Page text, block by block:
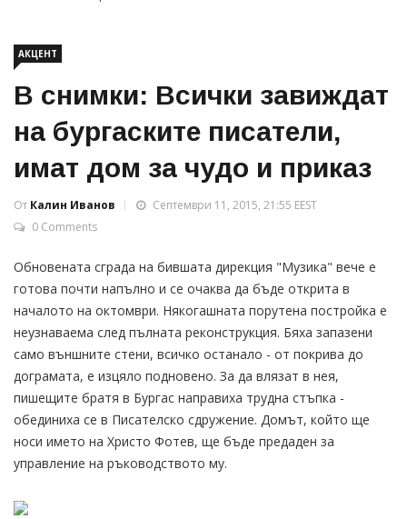
АКЦЕНТ
В снимки: Всички завиждат
на бургаските писатели,
имат дом за чудо и приказ
От Калин Иванов
Септември 11, 2015, 21:55 EEST
0 Comments
Обновената сграда на бившата дирекция "Музика" вече е
готова почти напълно и се очаква да бъде открита в
началото на октомври. Някогашната порутена постройка е
неузнаваема след пълната реконструкция. Бяха запазени
само външните стени, всичко останало - от покрива до
дограмата, е изцяло подновено. За да влязат в нея,
пишещите братя в Бургас направиха трудна стъпка -
обединиха се в Писателско сдружение. Домът, който ще
носи името на Христо Фотев, ще бъде предаден за
управление на ръководството му.